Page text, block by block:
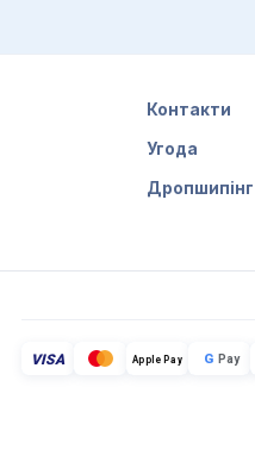
Контакти
Угода
Дропшипінг
VISA Apple Pay G Pay